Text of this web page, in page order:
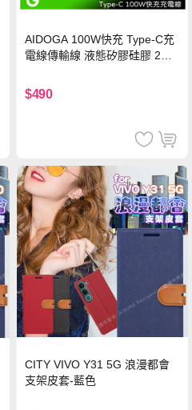
AIDOGA 100W快充 Type-C充
電線傳輸線 液態矽膠硅膠 2M
$490
CITY VIVO Y31 5G 浪漫都會
支架皮套-藍色